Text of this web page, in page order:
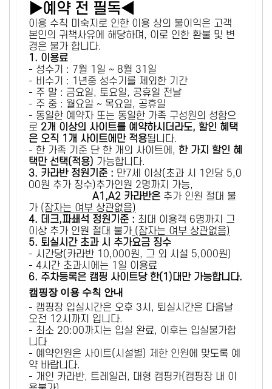
▶예약 전 필독◀
이용 수칙 미숙지로 인한 이용 상의 불이익은 고객
본인의 귀책사유에 해당하며, 이로 인한 환불 및 변
경은 불가 합니다.
1. 이용료
- 성수기 : 7월 1일 ~ 8월 31일
- 비수기 : 1년중 성수기를 제외한 기간
- 주 말 : 금요일, 토요일, 공휴일 전날
- 주 중 : 월요일 ~ 목요일, 공휴일
- 동일한 예약자 또는 동일한 가족 구성원의 성함으
로 2개 이상의 사이트를 예약하시더라도, 할인 혜택
은 오직 1개 사이트에만 적용됩니다.
- 한 가족 기준 단 한 개의 사이트에, 한 가지 할인 혜
택만 선택(적용) 가능합니다.
3. 카라반 정원기준 : 만7세 이상(초과 시 1인당 5,0
00원 추가 징수)추가인원 2명까지 가능,
A1,A2 카라반은 추가 인원 절대 불
가 (잠자는 여부 상관없음)
4. 데크,파쇄석 정원기준 : ​최대 이용객 6명까지 그
이상 추가 인원 절대 불가 (잠자는 여부 상관없음)
5. 퇴실시간 초과 시 추가요금 징수
- 시간당(카라반 10,000원, 그 외 시설 5,000원)
- 4시간 초과시에는 1일 이용료
6. 주차등록은 캠핑 사이트당 한(1)대만 가능합니다.
캠핑장 이용 수칙 안내
- 캠핑장 입실시간은 오후 3시, 퇴실시간은 다음날
오전 12시까지 입니다.
- 최소 20:00까지는 입실 완료, 이후는 입실불가합
니다
- 예약인원은 사이트(시설별) 제한 인원에 맞도록 예
약 바랍니다.
- 개인 카라반, 트레일러, 대형 캠핑카(캠핑장 내 이